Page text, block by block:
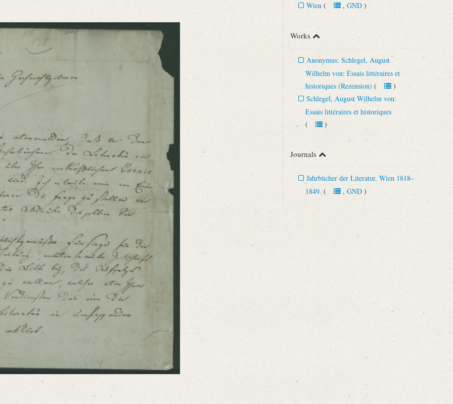
und erläutert durch Josef Körner. Bd. 1. Zürich u.a. 1930, S. 590‒591.
ein Aufsatz über Ihre vortrefflichen Essais erscheinen wird. Ich [...]“
Wien (, GND)
Works
Anonymus: Schlegel, August
Wilhelm von: Essais littéraires et
historiques (Rezension) ()
Schlegel, August Wilhelm von:
Essais littéraires et historiques
()
Journals
Jahrbücher der Literatur. Wien 1818–
1849. (, GND)